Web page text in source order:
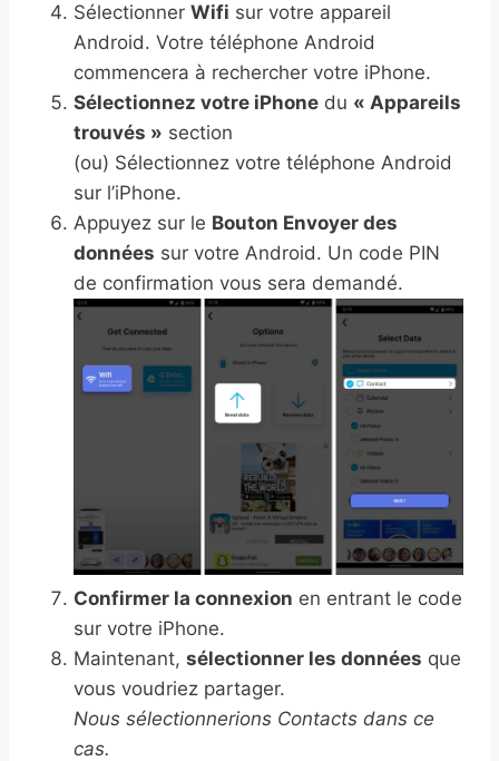
Sélectionner Wifi sur votre appareil
Android. Votre téléphone Android
commencera à rechercher votre iPhone.
Sélectionnez votre iPhone du « Appareils
trouvés » section
(ou) Sélectionnez votre téléphone Android
sur l’iPhone.
Appuyez sur le Bouton Envoyer des
données sur votre Android. Un code PIN
de confirmation vous sera demandé.
Confirmer la connexion en entrant le code
sur votre iPhone.
Maintenant, sélectionner les données que
vous voudriez partager.
Nous sélectionnerions Contacts dans ce
cas.